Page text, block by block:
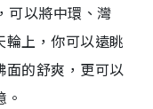
可以將中環、灣
上，你可以遠眺
的舒爽，更可以